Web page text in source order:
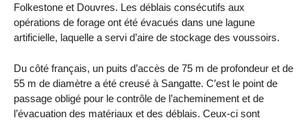
Folkestone et Douvres. Les déblais consécutifs aux
opérations de forage ont été évacués dans une lagune
artificielle, laquelle a servi d’aire de stockage des voussoirs.
Du côté français, un puits d’accès de 75 m de profondeur et de
55 m de diamètre a été creusé à Sangatte. C’est le point de
passage obligé pour le contrôle de l’acheminement et de
l’évacuation des matériaux et des déblais. Ceux-ci sont